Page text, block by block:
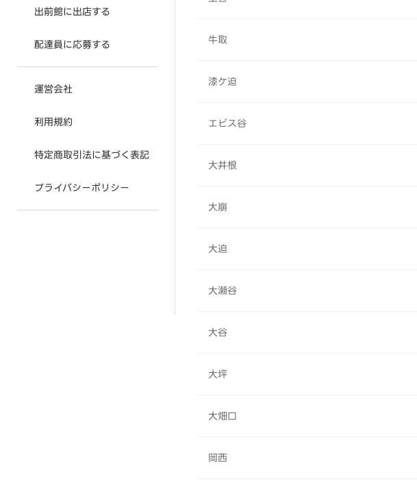
出前館に出店する
配達員に応募する
運営会社
利用規約
特定商取引法に基づく表記
プライバシーポリシー
牛取
漆ケ迫
エビス谷
大井根
大崩
大迫
大瀬谷
大谷
大坪
大畑口
岡西